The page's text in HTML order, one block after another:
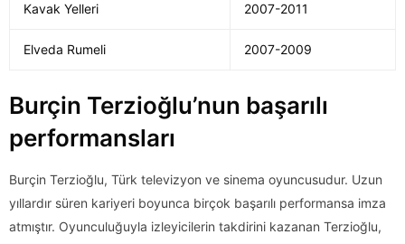
Kavak Yelleri 2007-2011
Elveda Rumeli 2007-2009
Burçin Terzioğlu’nun başarılı
performansları
Burçin Terzioğlu, Türk televizyon ve sinema oyuncusudur. Uzun
yıllardır süren kariyeri boyunca birçok başarılı performansa imza
atmıştır. Oyunculuğuyla izleyicilerin takdirini kazanan Terzioğlu,